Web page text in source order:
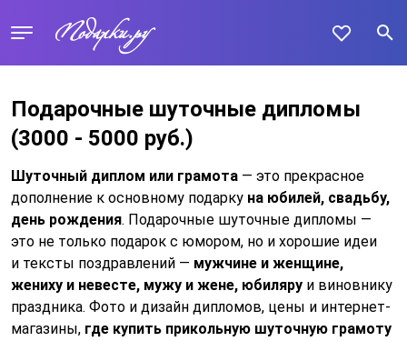
Подарочные шуточные дипломы
(3000 - 5000 руб.)
Шуточный диплом или грамота — это прекрасное
дополнение к основному подарку на юбилей, свадьбу,
день рождения. Подарочные шуточные дипломы —
это не только подарок с юмором, но и хорошие идеи
и тексты поздравлений — мужчине и женщине,
жениху и невесте, мужу и жене, юбиляру и виновнику
праздника. Фото и дизайн дипломов, цены и интернет-
магазины, где купить прикольную шуточную грамоту